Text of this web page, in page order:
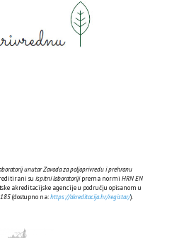
unutar Zavoda za poljoprivredu i prehranu
su ispitni laboratorijiprema normi HRN EN
akreditacijske agencije u području opisanom u
(dostupno na:https://akreditacija.hr/registar/).